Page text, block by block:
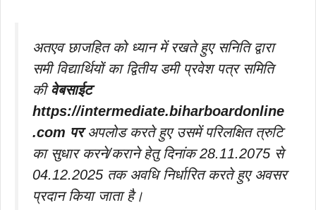
अतएव छाजहित को ध्यान में रखते हुए सनिति द्वारा
समी विद्यार्थियों का द्वितीय डमी प्रवेश पत्र समिति
कीवेबसाईट
https://intermediate.biharboardonline
.com परअपलोड करते हुए उसमें परिलक्षित त्रुटि
का सुधार करने/कराने हेतु दिनांक 28.11.2075 से
04.12.2025 तक अवधि निर्धारित करते हुए अवसर
प्रदान किया जाता है।